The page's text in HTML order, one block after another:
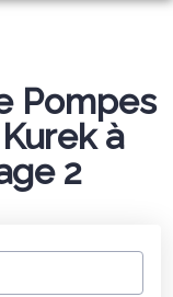
Pompes
à
2